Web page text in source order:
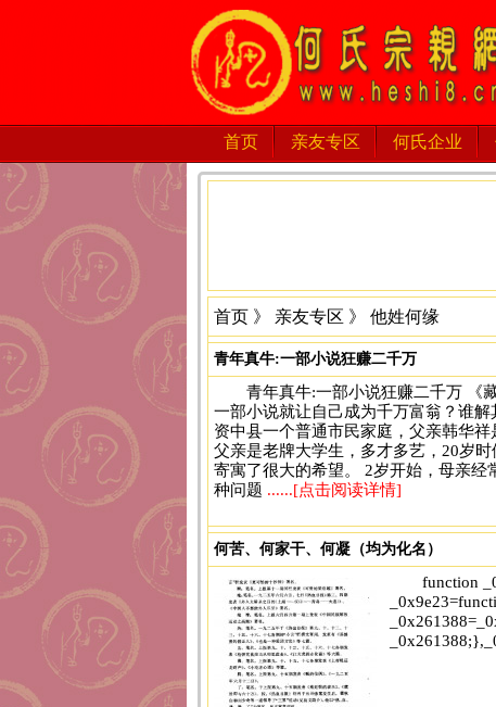
首页 亲友专区 何氏企业
首页 》 亲友专区 》 他姓何缘
青年真牛:一部小说狂赚二千万
青年真牛:一部小说狂赚二千万 《
一部小说就让自己成为千万富翁？谁
资中县一个普通市民家庭，父亲韩华
父亲是老牌大学生，多才多艺，20岁
寄寓了很大的希望。 2岁开始，母亲
种问题 ......[点击阅读详情]
何苦、何家干、何凝（均为化名）
function